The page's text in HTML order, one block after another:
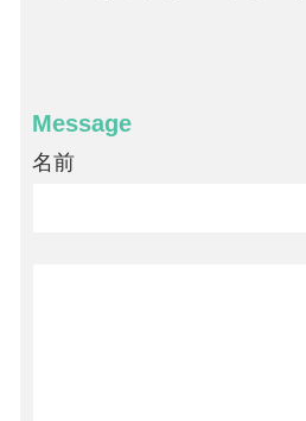
Message
名前